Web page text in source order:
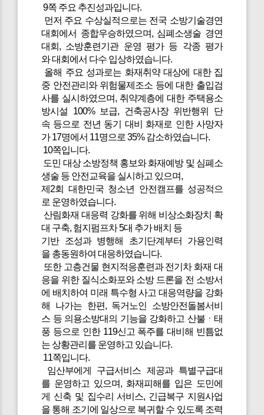
9쪽 주요 추진성과입니다.
먼저 주요 수상실적으로는 전국 소방기술경연
대회에서 종합우승하였으며, 심폐소생술 경연
대회, 소방훈련기관 운영 평가 등 각종 평가
와 대회에서 다수 입상하였습니다.
올해 주요 성과로는 화재취약 대상에 대한 집
중 안전관리와 위험물제조소 등에 대한 출입검
사를 실시하였으며, 취약계층에 대한 주택용소
방시설 100% 보급, 건축공사장 위반행위 단
속 등으로 전년 동기 대비 화재로 인한 사망자
가 17명에서 11명으로 35% 감소하였습니다.
10쪽입니다.
도민 대상 소방정책 홍보와 화재예방 및 심폐소
생술 등 안전교육을 실시하고 있으며,
제2회 대한민국 청소년 안전캠프를 성공적으
로 운영하였습니다.
산림화재 대응력 강화를 위해 비상소화장치 확
대 구축, 험지펌프차 5대 추가 배치 등
기반 조성과 병행해 초기단계부터 가용인력
을 총동원하여 대응하였습니다.
또한 고층건물 현지적응훈련과 전기차 화재 대
응을 위한 질식소화포와 소방 드론을 전 소방서
에 배치하여 미래 특수형 사고 대응역량을 강화
해 나가는 한편, 독거노인 소방안전돌봄서비
스 등 의용소방대의 기능을 강화하고 산불ㆍ태
풍 등으로 인한 119신고 폭주를 대비해 빈틈없
는 상황관리를 운영하고 있습니다.
11쪽입니다.
임산부에게 구급서비스 제공과 특별구급대
를 운영하고 있으며, 화재피해를 입은 도민에
게 신축 및 집수리 서비스, 긴급복구 지원사업
을 통해 조기에 일상으로 복귀할 수 있도록 조력